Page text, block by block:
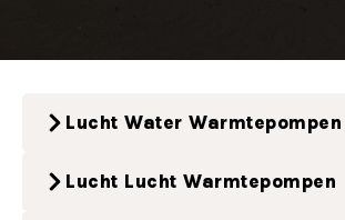
Lucht Water Warmtepompen
Lucht Lucht Warmtepompen